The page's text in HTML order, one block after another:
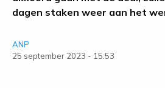
dagen staken weer aan het
ANP
25 september 2023 - 15:53